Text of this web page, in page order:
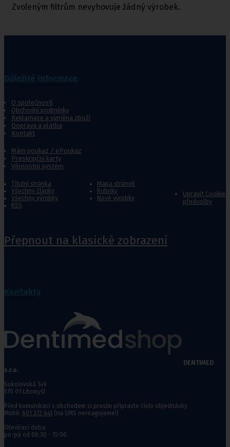
Zvoleným filtrům nevyhovuje žádný výrobek.
O společnosti
Obchodní podmínky
Reklamace a výměna zboží
Doprava a platba
Kontakt
Mám poukaz / ePoukaz
Preskripční karty
Věrnostní systém
Titulní stránka
Mapa stránek
Všechny články
Rubriky
Všechny výrobky
Nové výrobky
RSS
Upravit Cookie
předvolby
Přepnout na klasické zobrazení
DENTIMED
s.r.o.
Sokolovská 149
570 01 Litomyšl
Před komunikací s obchodem si prosím připravte číslo objednávky
Mobil: 601 372 641 (na SMS nereagujeme!)
Otevírací doba:
po-pá od 06:30 - 15:00